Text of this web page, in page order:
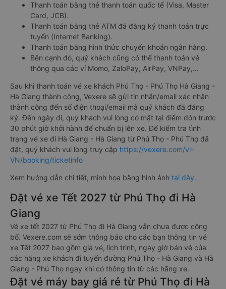
Thanh toán bằng thẻ thanh toán quốc tế (Visa, Master
Card, JCB).
Thanh toán bằng thẻ ATM đã đăng ký thanh toán trực
tuyến (Internet Banking).
Thanh toán bằng hình thức chuyển khoản ngân hàng.
Bên cạnh đó, quý khách cũng có thể thanh toán vé
thông qua các ví Momo, ZaloPay, AirPay, VNPay,…
Sau khi thanh toán vé xe khách Phú Thọ - Phú Thọ Hà Giang -
Hà Giang thành công, Vexere sẽ gửi tin nhắn/email xác nhận
thành công đến số điện thoại/email mà quý khách đã đăng
ký. Đến ngày đi, quý khách vui lòng có mặt tại điểm đón trước
30 phút giờ khởi hành để chuẩn bị lên xe. Để kiểm tra tình
trạng vé xe đi Hà Giang - Hà Giang từ Phú Thọ - Phú Thọ đã
đặt, quý khách vui lòng truy cập https://vexere.com/vi-
VN/booking/ticketinfo
Xem hướng dẫn chi tiết, minh họa bằng hình ảnh tại đây.
Đặt vé xe Tết 2027 từ Phú Thọ đi Hà
Giang
Vé xe tết 2027 từ Phú Thọ đi Hà Giang vẫn chưa được công
bố. Vexere.com sẽ sớm thông báo cho các bạn thông tin vé
xe Tết 2027 bao gồm giá vé, lịch trình, ngày giờ bán vé của
các hãng xe khách đi tuyến đường Phú Thọ - Hà Giang và Hà
Giang - Phú Thọ ngay khi có thông tin từ các hãng xe.
Đặt vé máy bay giá rẻ từ Phú Thọ đi Hà